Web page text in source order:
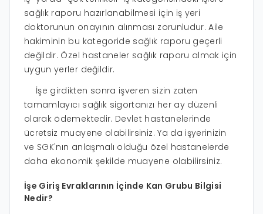
sağlık raporu hazırlanabilmesi için iş yeri
doktorunun onayının alınması zorunludur. Aile
hakiminin bu kategoride sağlık raporu geçerli
değildir. Özel hastaneler sağlık raporu almak için
uygun yerler değildir.
İşe girdikten sonra işveren sizin zaten
tamamlayıcı sağlık sigortanızı her ay düzenli
olarak ödemektedir. Devlet hastanelerinde
ücretsiz muayene olabilirsiniz. Ya da işyerinizin
ve SGK'nın anlaşmalı olduğu özel hastanelerde
daha ekonomik şekilde muayene olabilirsiniz.
İşe Giriş Evraklarının İçinde Kan Grubu Bilgisi
Nedir?